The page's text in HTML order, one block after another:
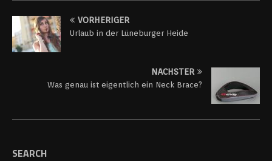
VORHERIGER
Urlaub in der Lüneburger Heide
NÄCHSTER
Was genau ist eigentlich ein Neck Brace?
SEARCH